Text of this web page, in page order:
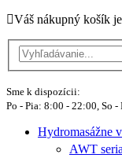
Váš nákupný košík
Sme k dispozícii:
Po - Pia: 8:00 - 22:00, So
Hydromasážne
AWT